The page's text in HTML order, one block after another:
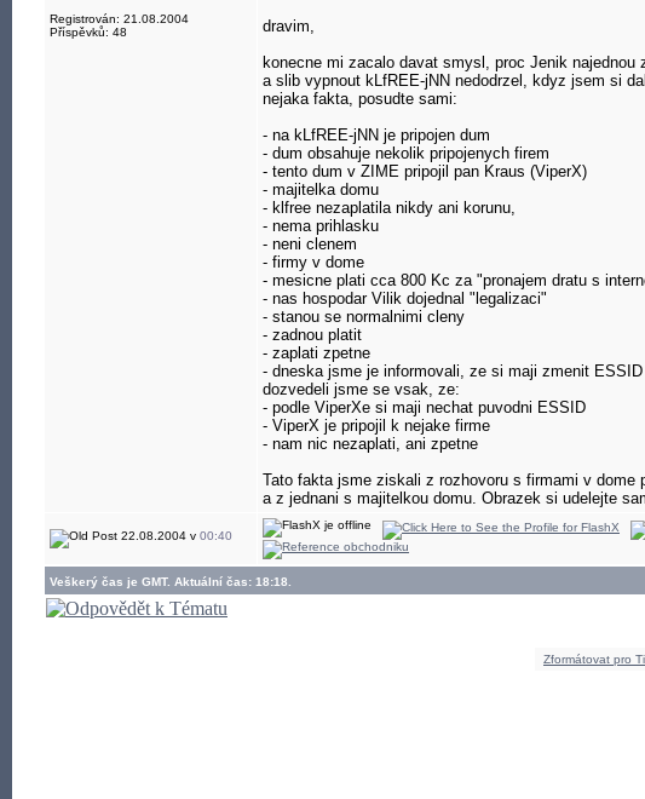
Registrován: 21.08.2004
Příspěvků: 48
dravim,
konecne mi zacalo davat smysl, proc Jenik najednou
a slib vypnout kLfREE-jNN nedodrzel, kdyz jsem si
nejaka fakta, posudte sami:
- na kLfREE-jNN je pripojen dum
- dum obsahuje nekolik pripojenych firem
- tento dum v ZIME pripojil pan Kraus (ViperX)
- majitelka domu
- klfree nezaplatila nikdy ani korunu,
- nema prihlasku
- neni clenem
- firmy v dome
- mesicne plati cca 800 Kc za "pronajem dratu s
- nas hospodar Vilik dojednal "legalizaci"
- stanou se normalnimi cleny
- zadnou platit
- zaplati zpetne
- dneska jsme je informovali, ze si maji zmenit
dozvedeli jsme se vsak, ze:
- podle ViperXe si maji nechat puvodni ESSID
- ViperX je pripojil k nejake firme
- nam nic nezaplati, ani zpetne
Tato fakta jsme ziskali z rozhovoru s firmami v dome
a z jednani s majitelkou domu. Obrazek si udelejte
22.08.2004 v 00:40
Veškerý čas je GMT. Aktuální čas: 18:18.
Zformátovat pro